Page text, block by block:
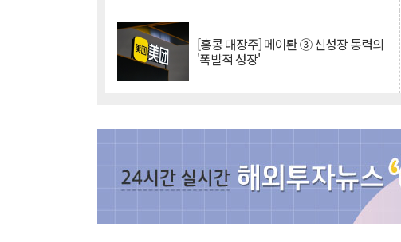
[홍콩 대장주] 메이퇀 ③ 신성장 동력의
'폭발적 성장'